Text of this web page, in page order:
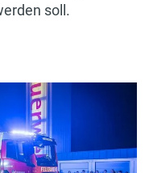
soll.